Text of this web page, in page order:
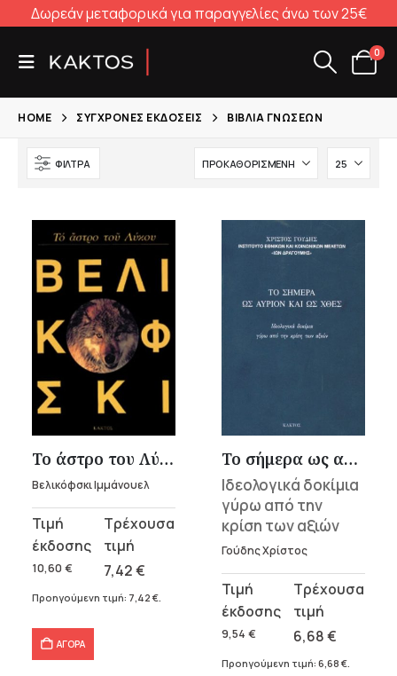
Δωρεάν μεταφορικά για παραγγελίες άνω των 25€
0
HOME ΣΎΓΧΡΟΝΕΣ ΕΚΔΌΣΕΙΣ ΒΙΒΛΊΑ ΓΝΏΣΕΩΝ
ΦΊΛΤΡΑ
Το άστρο του Λύκου
Βελικόφσκι Ιμμάνουελ
10,60 €
Original
price
was:
10,60 €.
7,42€
Η
τρέχουσα
τιμή
Προηγούμενη τιμή: 7,42 €
ΑΓΟΡΑ
Το σήμερα ως αύριον και ως χθες
Ιδεολογικά δοκίμια
γύρω από την
κρίση των αξιών
Γούδης Χρίστος
9,54 €
Original
price
was:
9,54 €.
6,68€
Η
τρέχουσα
τιμή
Προηγούμενη τιμή: 6,68 €